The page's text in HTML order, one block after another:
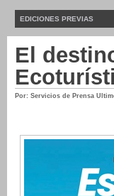
EDICIONES PREVIAS
El
Por: Servicios de Prensa